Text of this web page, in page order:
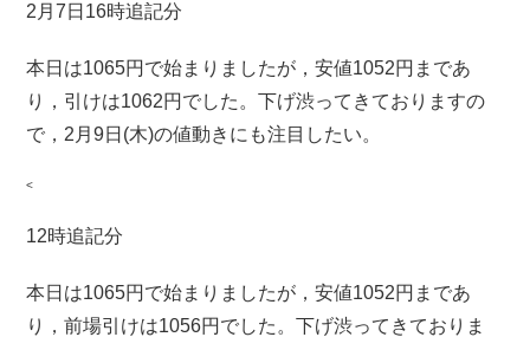
2月7日16時追記分
本日は1065円で始まりましたが，安値1052円まであ
り，引けは1062円でした。下げ渋ってきておりますの
で，2月9日(木)の値動きにも注目したい。
<
12時追記分
本日は1065円で始まりましたが，安値1052円まであ
り，前場引けは1056円でした。下げ渋ってきておりま